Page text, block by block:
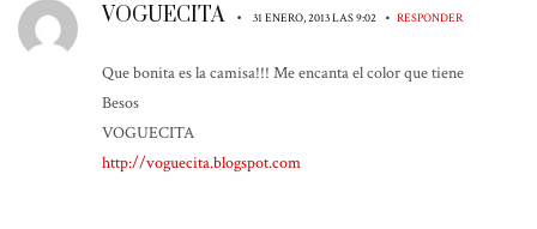
VOGUECITA • 31 ENERO, 2013 LAS 9:02 • RESPONDER
Que bonita es la camisa!!! Me encanta el color que tiene
Besos
VOGUECITA
http://voguecita.blogspot.com